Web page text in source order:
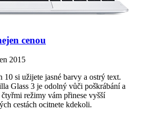
cenou
2015
si užijete jasné barvy a ostrý text.
Glass 3 je odolný vůči poškrábání a
režimy vám přinese vyšší
cestách ocitnete kdekoli.